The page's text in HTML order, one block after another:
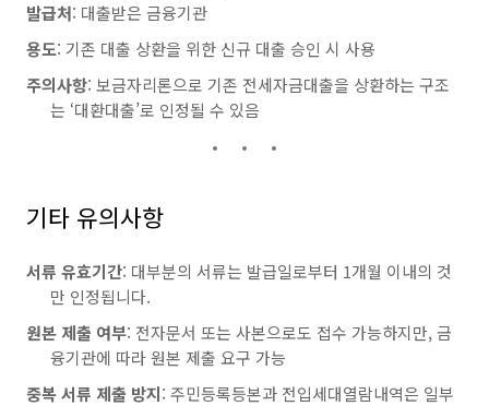
발급처: 대출받은 금융기관
용도: 기존 대출 상환을 위한 신규 대출 승인 시 사용
주의사항: 보금자리론으로 기존 전세자금대출을 상환하는 구조
는 ‘대환대출’로 인정될 수 있음
기타 유의사항
서류 유효기간: 대부분의 서류는 발급일로부터 1개월 이내의 것
만 인정됩니다.
원본 제출 여부: 전자문서 또는 사본으로도 접수 가능하지만, 금
융기관에 따라 원본 제출 요구 가능
중복 서류 제출 방지: 주민등록등본과 전입세대열람내역은 일부